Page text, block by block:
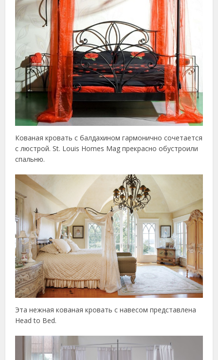
Кованая кровать с балдахином гармонично сочетается
с люстрой. St. Louis Homes Mag прекрасно обустроили
спальню.
Эта нежная кованая кровать с навесом представлена
Head to Bed.